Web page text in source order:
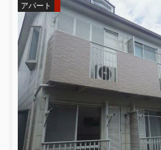
アパート